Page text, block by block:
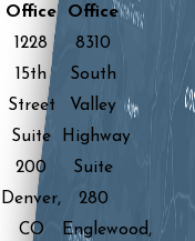
Office
1228
15th
Street
Suite
200
Denver,
CO
Office
8310
South
Valley
Highway
Suite
280
Englewood,